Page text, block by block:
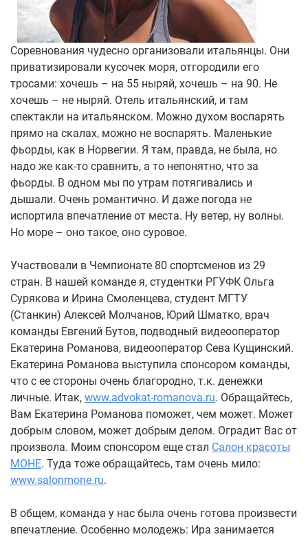
Соревнования чудесно организовали итальянцы. Они
приватизировали кусочек моря, отгородили его
тросами: хочешь – на 55 ныряй, хочешь – на 90. Не
хочешь – не ныряй. Отель итальянский, и там
спектакли на итальянском. Можно духом воспарять
прямо на скалах, можно не воспарять. Маленькие
фьорды, как в Норвегии. Я там, правда, не была, но
надо же как-то сравнить, а то непонятно, что за
фьорды. В одном мы по утрам потягивались и
дышали. Очень романтично. И даже погода не
испортила впечатление от места. Ну ветер, ну волны.
Но море – оно такое, оно суровое.
Участвовали в Чемпионате 80 спортсменов из 29
стран. В нашей команде я, студентки РГУФК Ольга
Сурякова и Ирина Смоленцева, студент МГТУ
(Станкин) Алексей Молчанов, Юрий Шматко, врач
команды Евгений Бутов, подводный видеооператор
Екатерина Романова, видеооператор Сева Кущинский.
Екатерина Романова выступила спонсором команды,
что с ее стороны очень благородно, т.к. денежки
личные. Итак, www.advokat-romanova.ru. Обращайтесь,
Вам Екатерина Романова поможет, чем может. Может
добрым словом, может добрым делом. Оградит Вас от
произвола. Моим спонсором еще стал Салон красоты
МОНЕ. Туда тоже обращайтесь, там очень мило:
www.salonmone.ru.
В общем, команда у нас была очень готова произвести
впечатление. Особенно молодежь: Ира занимается